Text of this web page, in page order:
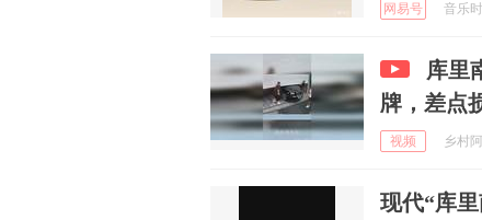
网易号 音乐
库里
牌，差点
视频 乡村
现代“库